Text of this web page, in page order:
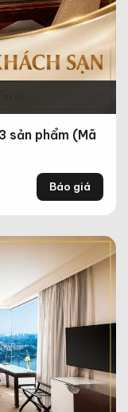
sản phẩm (Mã
Báo giá